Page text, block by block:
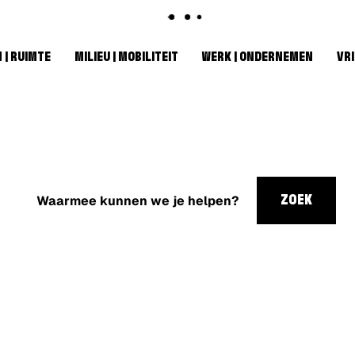
| RUIMTE MILIEU | MOBILITEIT WERK | ONDERNEMEN
kunnen
ZOEK